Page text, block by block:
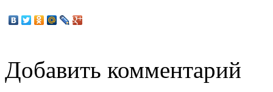
Добавить комментарий